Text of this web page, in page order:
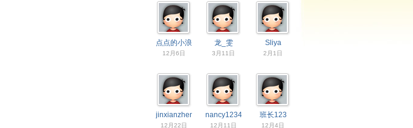
点点的小浪漫
12月6日
龙_雯
3月11日
Sliya
2月1日
jinxianzhen
12月22日
nancy1234
12月11日
班长123
12月4日